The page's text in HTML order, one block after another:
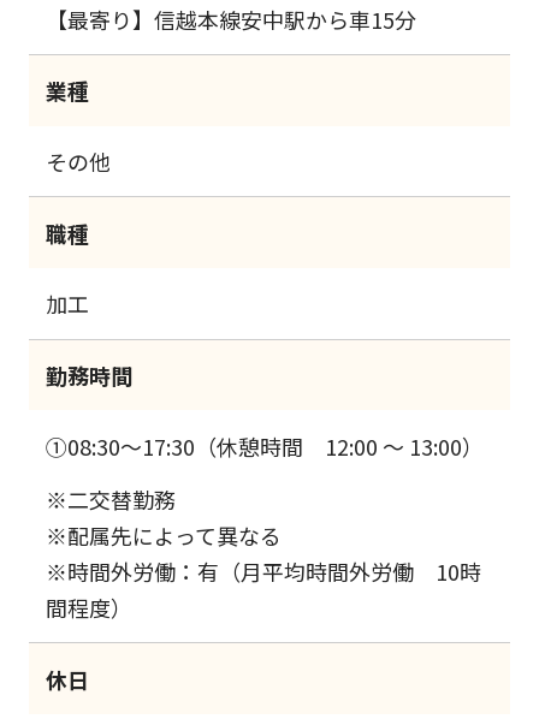
【最寄り】信越本線安中駅から車15分
業種
その他
職種
加工
勤務時間
①08:30～17:30（休憩時間 12:00 ～ 13:00）
※二交替勤務
※配属先によって異なる
※時間外労働：有（月平均時間外労働 10時
間程度）
休日